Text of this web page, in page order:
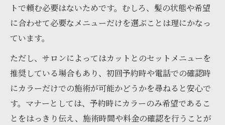
トで頼む必要はないためです。むしろ、髪の状態や希望
に合わせて必要なメニューだけを選ぶことは理にかなっ
ています。
ただし、サロンによってはカットとのセットメニューを
推奨している場合もあり、初回予約時や電話での確認時
にカラーだけでの施術が可能かどうかを尋ねると安心で
す。マナーとしては、予約時にカラーのみ希望であるこ
とをはっきり伝え、施術時間や料金の確認を行うことが